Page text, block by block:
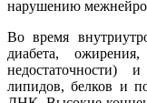
нарушению
Во время
диабета,
липидов, белков и